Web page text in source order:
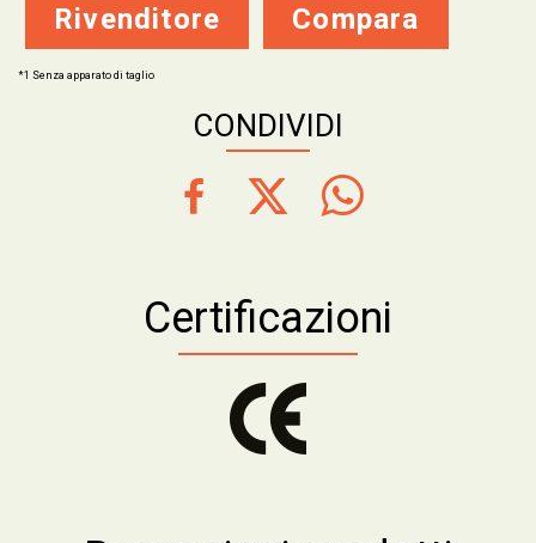
Rivenditore Compara
*1 Senza apparato di taglio
CONDIVIDI
Certificazioni